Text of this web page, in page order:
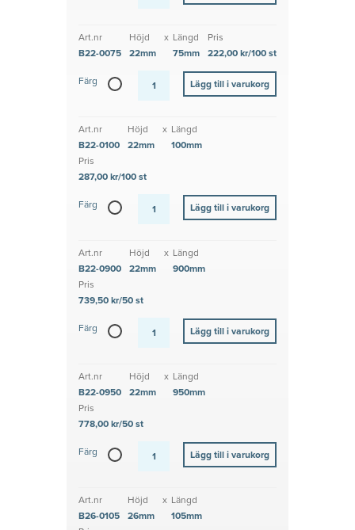
Art.nr
B22-0075
Höjd
22mm
x Längd
75mm
Pris
222,00 kr/100 st
Färg
Art.nr
B22-0100
Höjd
22mm
x Längd
100mm
Pris
287,00 kr/100 st
Färg
Art.nr
B22-0900
Höjd
22mm
x Längd
900mm
Pris
739,50 kr/50 st
Färg
Art.nr
B22-0950
Höjd
22mm
x Längd
950mm
Pris
778,00 kr/50 st
Färg
Art.nr
B26-0105
Höjd
26mm
x Längd
105mm